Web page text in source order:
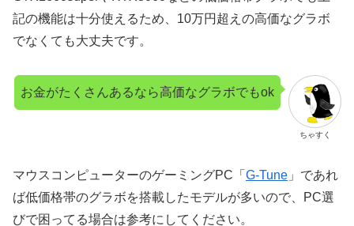
記の機能は十分使えるため、10万円超えの高価なグラボ
でなくても大丈夫です。
ちゃすく
お金がたくさんあるなら高価なグラボでもok
マウスコンピューターのゲーミングPC「 G-Tune 」であれ
ば低価格帯のグラボを搭載したモデルが多いので、PC選
びで困ってる場合は参考にしてください。